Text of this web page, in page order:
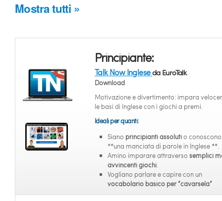
Mostra tutti »
Principiante:
Talk Now Ingleseda EuroTalk
Download
Motivazione e divertimento: impara
le basi di Inglese con i giochi a premi.
Ideali per quanti:
Siano principianti assolutio
**una manciata di parole in Inglese **.
Amino imparare attraverso semplici
avvincenti giochi.
Vogliano parlare e capire con un
vocabolario basico per “cavarsela”